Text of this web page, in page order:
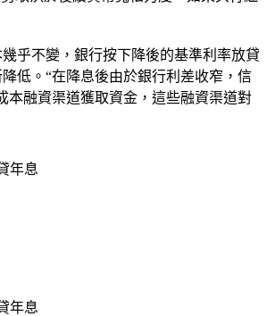
乎不變，銀行按下降後的基準利率放貸
低。“在降息後由於銀行利差收窄，信
本融資渠道獲取資金，這些融資渠道對
年息
年息